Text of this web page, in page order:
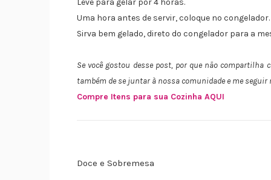
Uma hora antes de servir, coloque no congelador.
Sirva bem gelado, direto do congelador para a
Se você gostou desse post, por que não compartilha
também de se juntar à nossa comunidade e me seguir
Compre Itens para sua Cozinha AQUI
Doce e Sobremesa